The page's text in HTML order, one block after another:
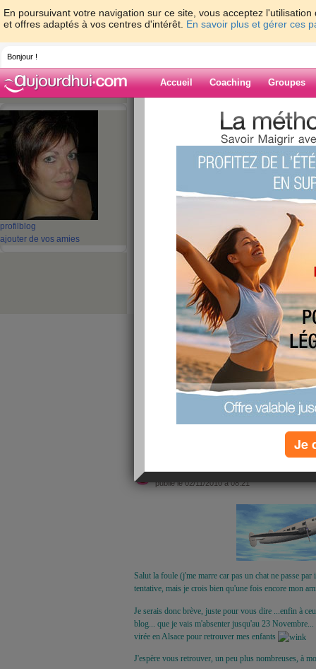
En poursuivant votre navigation sur ce site, vous acceptez
et offres adaptés à vos centres d'intérêt. En savoir plus et gérer ces
Bonjour !
Accueil Coaching Groupes
profil blog
ajouter de vos amies
>
Blog de kethel
21 - 30 31 - 40 41 - 50 51 -
‹ Préc. 1 2 3 4 5
Dimanche !
publié le 13/02/2011 à 10:38
Salut à celles qui passeront par là... Me voilà de
moi après mon séjour en Alsace... un séjour bien
petits soucis familiaux. Je suis repartie sereine en
courte durée...
Ma semaine a été bien remplie, ménage,
ragoutant, mais qui nous attend toujours après
lire la suite
Jour J - 1 !
publié le 02/11/2010 à 08:21
Salut la foule (j'me marre car pas un chat ne passe
tentative, mais je crois bien qu'une fois encore mon
Je serais donc brève, juste pour vous dire ...enfin à
blog... que je vais m'absenter jusqu'au 23
virée en Alsace pour retrouver mes enfants
J'espère vous retrouver, un peu plus nombreuses, à
Je